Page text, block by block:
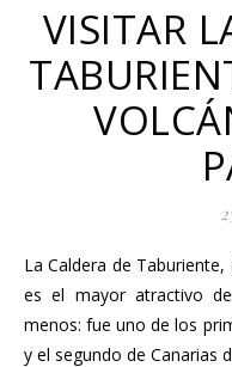
VISITAR
La Caldera de Taburiente, declarada Parque Nacional en 1954,
es el mayor atractivo
menos: fue uno de los
y el segundo de Canarias